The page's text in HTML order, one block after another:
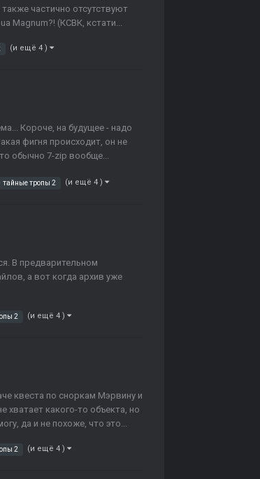
частично отсутствуют
Magnum?! (КСВК, кстати...
(и ещё 4 )
Короче, на будущее - надо
фигня происходит, он не
обычно 7-zip вообще...
тайные тропы 2 (и ещё 4 )
В предварительном
а вот когда архив уже
2 (и ещё 4 )
квеста по сноркам Мэрвину и
хватает какого-то объекта, но
да и не похоже, что это...
2 (и ещё 4 )